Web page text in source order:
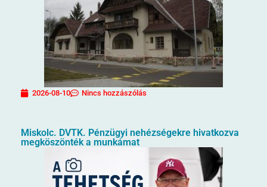
2026-08-10 Nincs hozzászólás
Miskolc. DVTK. Pénzügyi nehézségekre hivatkozva
megköszönték a munkámat